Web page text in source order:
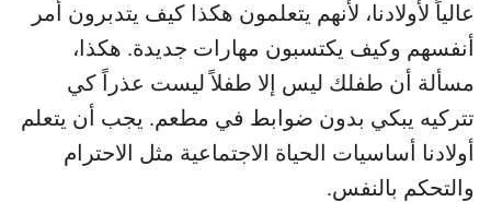
عالياً لأولادنا، لأنهم يتعلمون هكذا كيف يتدبرون أمر
أنفسهم وكيف يكتسبون مهارات جديدة. هكذا،
مسألة أن طفلك ليس إلا طفلاً ليست عذراً كي
تتركيه يبكي بدون ضوابط في مطعم. يجب أن يتعلم
أولادنا أساسيات الحياة الاجتماعية مثل الاحترام
والتحكم بالنفس.